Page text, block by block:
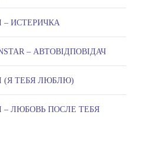
– ИСТЕРИЧКА
– АВТОВІДПОВІДАЧ
(Я ТЕБЯ ЛЮБЛЮ)
– ЛЮБОВЬ ПОСЛЕ ТЕБЯ